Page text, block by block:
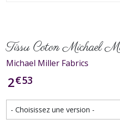
Tissu Coton Michael
Michael Miller Fabrics
2€53